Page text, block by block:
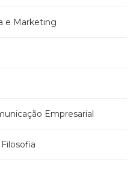
e Marketing
Empresarial